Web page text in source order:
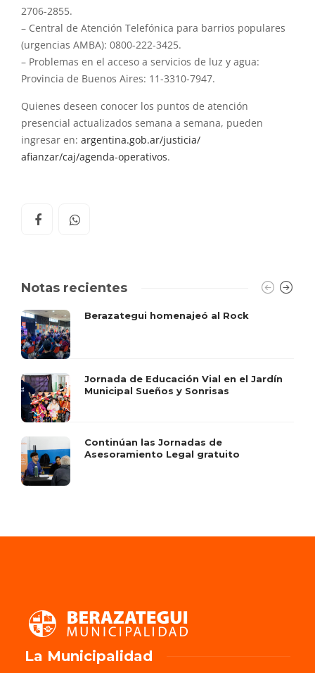
2706-2855.
– Central de Atención Telefónica para barrios populares
(urgencias AMBA): 0800-222-3425.
– Problemas en el acceso a servicios de luz y agua:
Provincia de Buenos Aires: 11-3310-7947.
Quienes deseen conocer los puntos de atención
presencial actualizados semana a semana, pueden
ingresar en: argentina.gob.ar/justicia/
afianzar/caj/agenda-operativos.
Notas recientes
Berazategui homenajeó al Rock
Jornada de Educación Vial en el Jardín
Municipal Sueños y Sonrisas
Continúan las Jornadas de
Asesoramiento Legal gratuito
La Municipalidad